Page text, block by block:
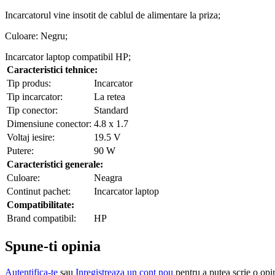
Incarcatorul vine insotit de cablul de alimentare la priza;
Culoare: Negru;
Incarcator laptop compatibil HP;
Caracteristici tehnice:
Tip produs:
Incarcator
Tip incarcator:
La retea
Tip conector:
Standard
Dimensiune conector: 4.8 x 1.7
Voltaj iesire:
19.5 V
Putere:
90 W
Caracteristici generale:
Culoare:
Neagra
Continut pachet:
Incarcator laptop
Compatibilitate:
Brand compatibil:
HP
Spune-ti opinia
Autentifica-te sau Inregistreaza un cont nou pentru a putea scrie o